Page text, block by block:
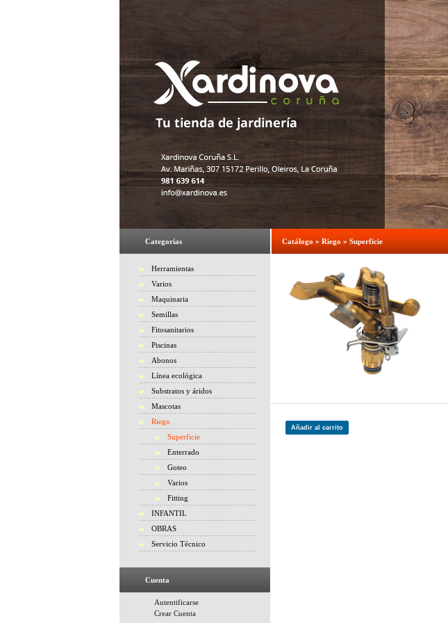
Categorías
Herramientas
Varios
Maquinaria
Semillas
Fitosanitarios
Piscinas
Abonos
Línea ecológica
Substratos y áridos
Mascotas
Riego
Superficie
Enterrado
Goteo
Varios
Fitting
INFANTIL
OBRAS
Servicio Técnico
Cuenta
Autentificarse
Crear Cuenta
Catálogo » Riego » Superficie
Añadir al carrito